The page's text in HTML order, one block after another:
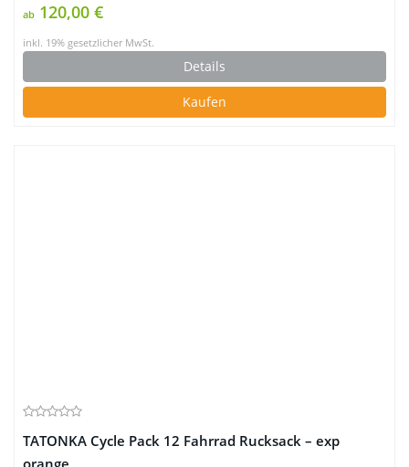
ab 120,00 €
inkl. 19% gesetzlicher MwSt.
Details
Kaufen
TATONKA Cycle Pack 12 Fahrrad Rucksack – exp